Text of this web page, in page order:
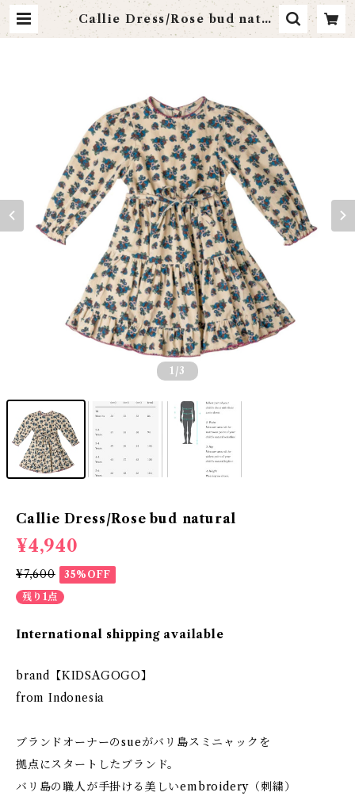
Callie Dress/Rose bud natur
al | littlebonheur
1 /3
Callie Dress/Rose bud natural
¥4,940
¥7,600
35%OFF
残り1点
International shipping available
brand【KIDSAGOGO】
from Indonesia
ブランドオーナーのsueがバリ島スミニャックを
拠点にスタートしたブランド。
バリ島の職人が手掛ける美しいembroidery（刺繍）